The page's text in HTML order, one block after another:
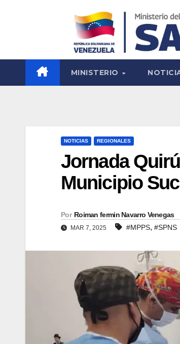
MINISTERIO
NOTICIAS REGIONALES
Jornada
Municipio
Por Roiman fermin Navarro Venegas
MAR 7, 2025 #MPPS, #SPNS